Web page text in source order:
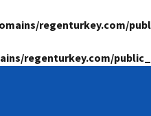
regenturkey.com/
regenturkey.com/